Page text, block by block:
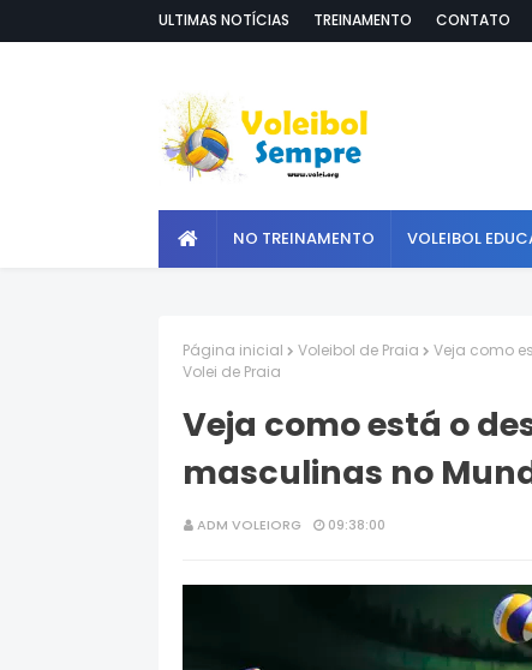
ULTIMAS NOTÍCIAS TREINAMENTO CONTATO
NO TREINAMENTO VOLEIBOL
Página inicial Voleibol de Praia
Veja como
Volei de Praia
Veja como está o
masculinas no
ADM VOLEIORG 09:38:00